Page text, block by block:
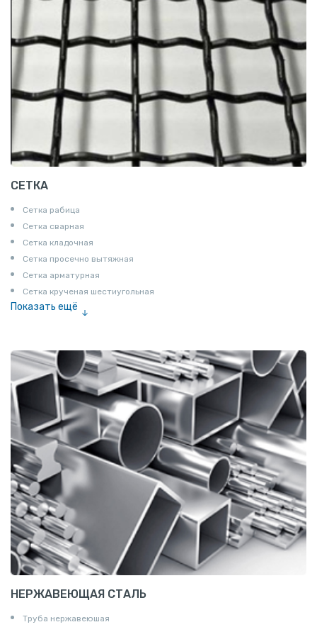
СЕТКА
Сетка рабица
Сетка сварная
Сетка кладочная
Сетка просечно вытяжная
Сетка арматурная
Сетка крученая шестиугольная
Показать ещё
НЕРЖАВЕЮЩАЯ СТАЛЬ
Труба нержавеюшая